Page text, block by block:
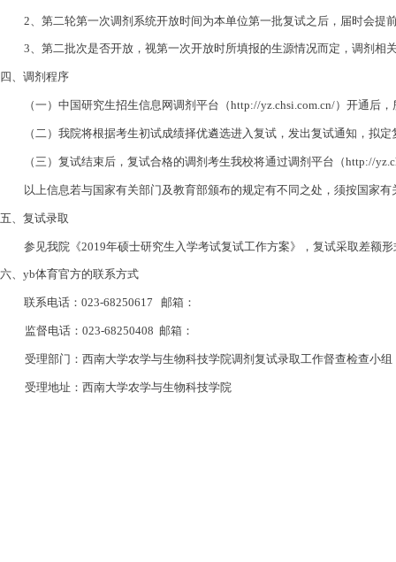
2 、第二轮第一次调剂系统开放时间为本单位第一批复试之后，届时会
3、第二批次是否开放，视第一次开放时所填报的生源情况而定，调剂相
四、调剂程序
（一）中国研究生招生信息网调剂平台（http://yz.chsi.com.cn/）开通后，
（二）我院将根据考生初试成绩择优遴选进入复试，发出复试通知，拟
（三）复试结束后， 复试合格的调剂 考生我校将通过调剂 平台（http://
以上信息若与国家有关部门及教育部颁布的规定有不同之处，须按国家
五、复试录取
参见我院《2019年硕士研究生入学考试复试工作方案》，复试采取差额形
六、yb体育官方的联系方式
联系电话： 023-68250617 邮箱：
监督电话： 023-68250408 邮箱：
受理部门： 西南大学农学与生物科技学院调剂复试录取工作督查检查小组
受理地址：西南大学农学与生物科技学院